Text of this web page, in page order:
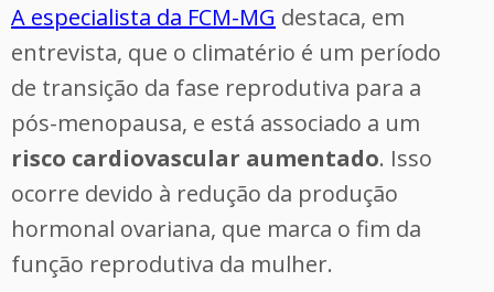
A especialista da FCM-MG destaca, em
entrevista, que o climatério é um período
de transição da fase reprodutiva para a
pós-menopausa, e está associado a um
risco cardiovascular aumentado. Isso
ocorre devido à redução da produção
hormonal ovariana, que marca o fim da
função reprodutiva da mulher.